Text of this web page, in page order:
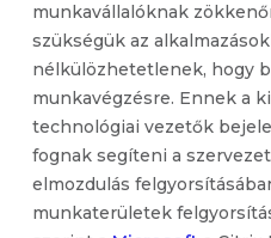
munkavállalóknak
szükségük az
nélkülözhetetlenek, hogy
munkavégzésre. Ennek a
technológiai vezetők
fognak segíteni a
elmozdulás
munkaterületek